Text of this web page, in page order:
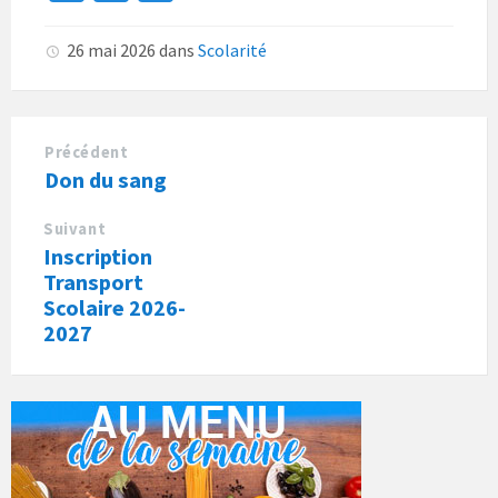
b
o
k
ai
l
t
26 mai 2026 dans Scolarité
Précédent
Don du sang
Suivant
Inscription
Transport
Scolaire 2026-
2027